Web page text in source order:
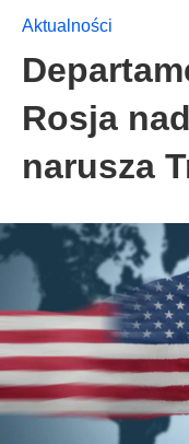
Aktualności
Rosja
narusza